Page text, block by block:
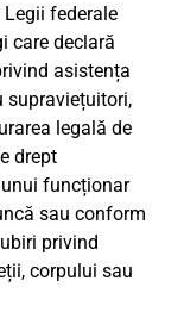
federale
care declară
asistența
supraviețuitori,
legală de
drept
funcționar
sau conform
privind
corpului sau